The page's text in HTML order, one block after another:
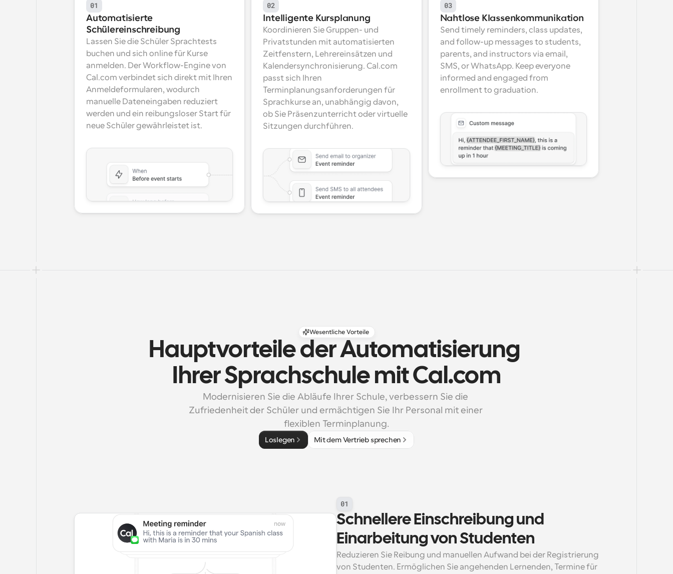
01
Automatisierte
Schülereinschreibung
Lassen Sie die Schüler Sprachtests
buchen und sich online für Kurse
anmelden. Der Workflow-Engine von
Cal.com verbindet sich direkt mit Ihren
Anmeldeformularen, wodurch
manuelle Dateneingaben reduziert
werden und ein reibungsloser Start für
neue Schüler gewährleistet ist.
02
Intelligente Kursplanung
Koordinieren Sie Gruppen- und
Privatstunden mit automatisierten
Zeitfenstern, Lehrereinsätzen und
Kalendersynchronisierung. Cal.com
passt sich Ihren
Terminplanungsanforderungen für
Sprachkurse an, unabhängig davon,
ob Sie Präsenzunterricht oder virtuelle
Sitzungen durchführen.
03
Nahtlose Klassenkommunikation
Send timely reminders, class updates,
and follow-up messages to students,
parents, and instructors via email,
SMS, or WhatsApp. Keep everyone
informed and engaged from
enrollment to graduation.
Wesentliche Vorteile
Hauptvorteile der Automatisierung
Ihrer Sprachschule mit Cal.com
Modernisieren Sie die Abläufe Ihrer Schule, verbessern Sie die
Zufriedenheit der Schüler und ermächtigen Sie Ihr Personal mit einer
flexiblen Terminplanung.
Loslegen Mit dem Vertrieb sprechen
01
Schnellere Einschreibung und
Einarbeitung von Studenten
Reduzieren Sie Reibung und manuellen Aufwand bei der Registrierung
von Studenten. Ermöglichen Sie angehenden Lernenden, Termine für